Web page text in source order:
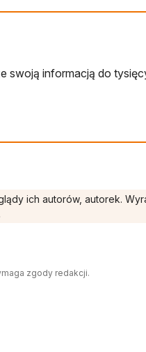
swoją informacją do
ich autorów, autorek.
zgody redakcji.